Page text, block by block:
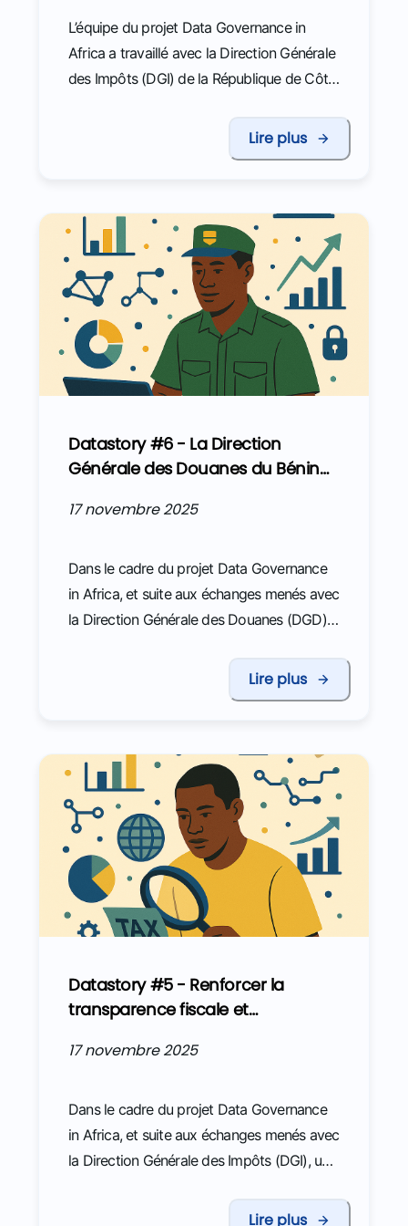
L’équipe du projet Data Governance in
Africa a travaillé avec la Direction Générale
des Impôts (DGI) de la République de Côte
Direction des Enquêtes, du Renseignement
et de l'Analyse-risque (DERAR) sur le risque
automatisé permettant d’identifier les
situations présentant des risques (sous
déclaration, prix de transfert, etc.) et ainsi
mieux orienter les contrôles fiscaux.
Lire plus
Datastory #6 - La Direction
Générale des Douanes du Bénin
oriented
17 novembre 2025
Dans le cadre du projet Data Governance
in Africa, et suite aux échanges menés avec
la Direction Générale des Douanes (DGD),
juin 2025 pour appuyer le déploiement
d’une nouvelle infrastructure de données.
Hassan Zanouvi, Directrice Générale de la
Direction Générale des Douanes, et ses
équipes.
Lire plus
Datastory #5 - Renforcer la
transparence fiscale et
des transactions commerciales
17 novembre 2025
Dans le cadre du projet Data Governance
in Africa, et suite aux échanges menés avec
la Direction Générale des Impôts (DGI), une
Cotonou pour contribuer à la construction
Lire plus